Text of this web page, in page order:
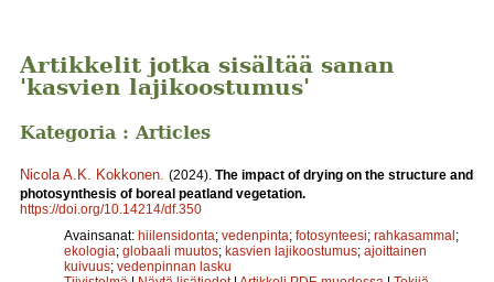
Artikkelit jotka sisältää sanan
'kasvien lajikoostumus'
Kategoria : Articles
Nicola A.K. Kokkonen (2024). The impact of drying on the structure and
photosynthesis of boreal peatland vegetation.
https://doi.org/10.14214/df.350
Avainsanat: hiilensidonta; vedenpinta; fotosynteesi; rahkasammal;
ekologia; globaali muutos; kasvien lajikoostumus; ajoittainen
kuivuus; vedenpinnan lasku